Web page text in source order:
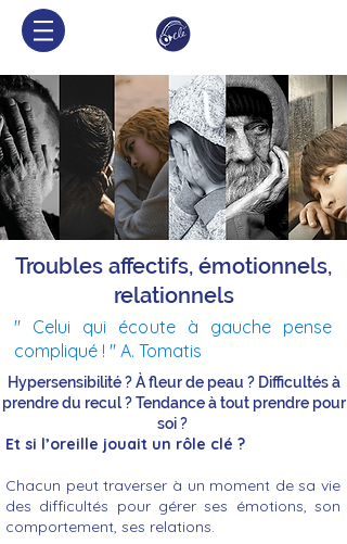
Troubles affectifs, émotionnels,
relationnels
" Celui qui écoute à gauche pense
compliqué ! " A. Tomatis
Hypersensibilité ? À fleur de peau ? Difficultés à
prendre du recul ? Tendance à tout prendre pour
soi ?
Et si l’oreille jouait un rôle clé ?
Chacun peut traverser à un moment de sa vie
des difficultés pour gérer ses émotions, son
comportement, ses relations.